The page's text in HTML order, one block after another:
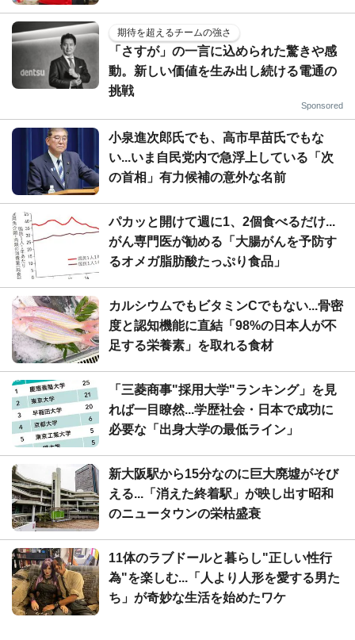
期待を超えるチームの強さ
「さすが」の一言に込められた驚きや感
動。新しい価値を生み出し続ける電通の
挑戦
Sponsored
小泉進次郎氏でも、高市早苗氏でもな
い...いま自民党内で急浮上している「次
の首相」有力候補の意外な名前
パカッと開けて週に1、2個食べるだけ...
がん専門医が勧める「大腸がんを予防す
るオメガ脂肪酸たっぷり食品」
カルシウムでもビタミンCでもない...骨密
度と認知機能に直結「98%の日本人が不
足する栄養素」を取れる食材
「三菱商事"採用大学"ランキング」を見
れば一目瞭然...学歴社会・日本で成功に
必要な「出身大学の最低ライン」
新大阪駅から15分なのに巨大廃墟がそび
える...「消えた終着駅」が映し出す昭和
のニュータウンの栄枯盛衰
11体のラブドールと暮らし"正しい性行
為"を楽しむ...「人より人形を愛する男た
ち」が奇妙な生活を始めたワケ